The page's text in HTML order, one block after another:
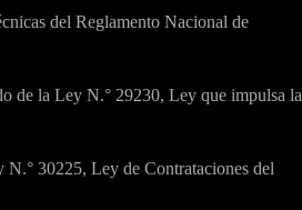
del Reglamento Nacional de
de la Ley N.° 29230, Ley que impulsa la
30225, Ley de Contrataciones del